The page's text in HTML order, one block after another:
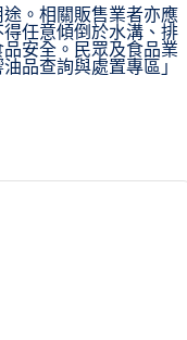
。相關販售業者亦應
任意傾倒於水溝、排
安全。民眾及食品業
品查詢與處置專區」